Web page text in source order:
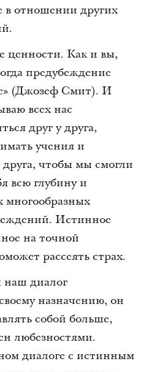
в отношении других
ценности. Как и вы,
предубеждение
(Джозеф Смит). И
всех нас
друг у друга,
учения и
чтобы мы смогли
всю глубину и
многообразных
Истинное
на точной
рассеять страх.
наш диалог
назначению, он
собой больше,
любезностями.
диалоге с истинным